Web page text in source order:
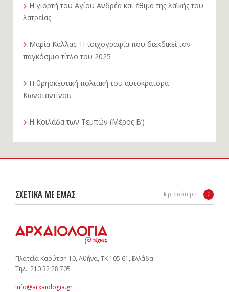
Η γιορτή του Αγίου Ανδρέα και έθιμα της λαϊκής του
λατρείας
Μαρία Κάλλας: Η τοιχογραφία που διεκδικεί τον
παγκόσμιο τίτλο του 2025
Η θρησκευτική πολιτική του αυτοκράτορα
Κωνσταντίνου
Η Κοιλάδα των Τεμπών (Μέρος Β’)
ΣΧΕΤΙΚΑ ΜΕ ΕΜΑΣ Περισσότερα
Πλατεία Καρύτση 10, Αθήνα, ΤΚ 105 61, Ελλάδα
Tηλ.: 210 32 28 705
info@arxaiologia.gr